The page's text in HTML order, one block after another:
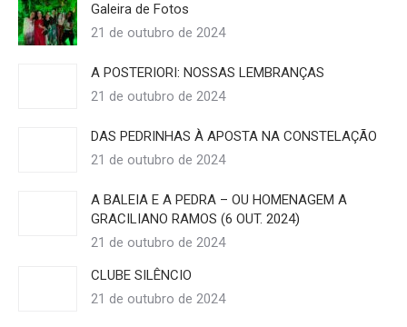
Galeira de Fotos
21 de outubro de 2024
A POSTERIORI: NOSSAS LEMBRANÇAS
21 de outubro de 2024
DAS PEDRINHAS À APOSTA NA CONSTELAÇÃO
21 de outubro de 2024
A BALEIA E A PEDRA – OU HOMENAGEM A
GRACILIANO RAMOS (6 OUT. 2024)
21 de outubro de 2024
CLUBE SILÊNCIO
21 de outubro de 2024